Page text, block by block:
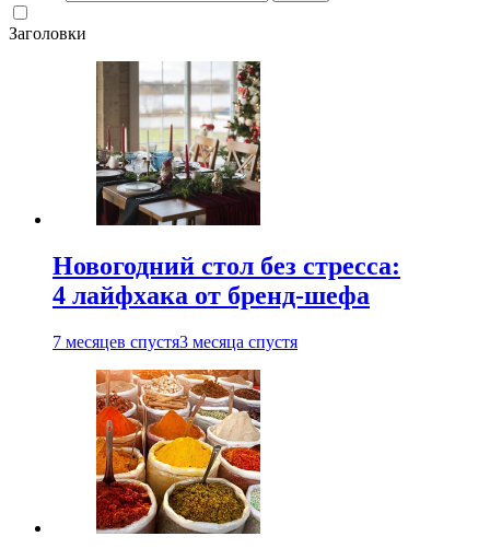
Заголовки
Новогодний стол без стресса:
4 лайфхака от бренд-шефа
7 месяцев спустя3 месяца спустя